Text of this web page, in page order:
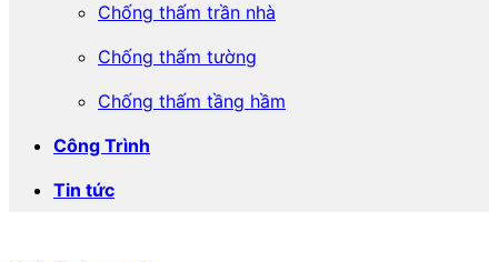
Chống thấm trần nhà
Chống thấm tường
Chống thấm tầng hầm
Công Trình
Tin tức